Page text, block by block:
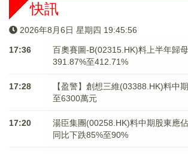
快訊
2026年8月6日 星期四 19:45:56
17:36
百奧賽圖-B(02315.HK)料上半年歸
391.87%至412.71%
17:28
【盈警】創想三維(03388.HK)料中
至6300萬元
17:20
湯臣集團(00258.HK)料中期股東應
同比下跌85%至90%